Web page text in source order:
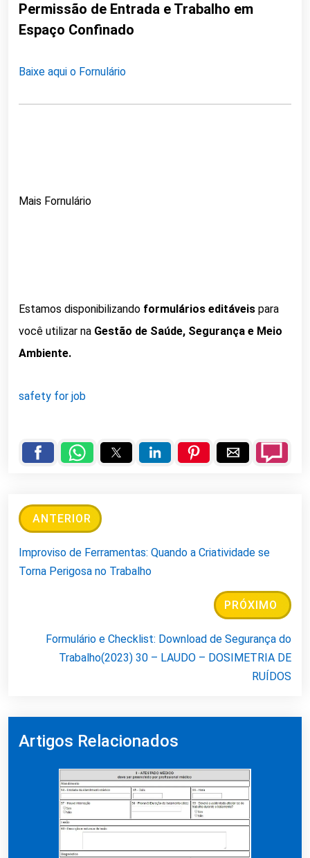
Permissão de Entrada e Trabalho em
Espaço Confinado
Baixe aqui o Fornulário
Mais Fornulário
Estamos disponibilizando formulários editáveis para
você utilizar na Gestão de Saúde, Segurança e Meio
Ambiente.
safety for job
ANTERIOR
Improviso de Ferramentas: Quando a Criatividade se
Torna Perigosa no Trabalho
PRÓXIMO
Formulário e Checklist: Download de Segurança do
Trabalho(2023) 30 – LAUDO – DOSIMETRIA DE
RUÍDOS
Artigos Relacionados